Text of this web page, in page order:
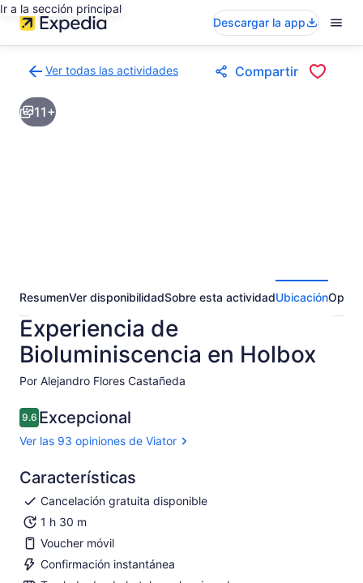
Ir a la sección principal
Descargar la app
Ver todas las actividades
a
la
página
Compartir
11+
ResumenVer disponibilidadSobre esta actividadUbicación
Experiencia de
Bioluminiscencia en Holbox
Por Alejandro Flores Castañeda
9.69.6 de 10
Excepcional
Ver las 93 opiniones de Viator
Características
Cancelación gratuita disponible
1 h 30 m
Voucher móvil
Confirmación instantánea